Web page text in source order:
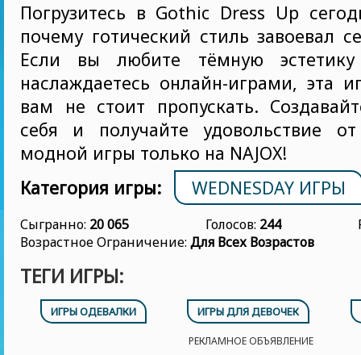
Погрузитесь в Gothic Dress Up
почему готический стиль завоевал
Если вы любите тёмную
наслаждаетесь онлайн-играми, эта
вам не стоит пропускать.
себя и получайте удовольствие от
модной игры только на NAJOX!
Категория игры:
WEDNESDAY ИГРЫ
Сыгранно: 20 065 Голосов: 244
Возрастное Ограничение: Для Всех Возрастов
ТЕГИ ИГРЫ:
ИГРЫ ОДЕВАЛКИ ИГРЫ ДЛЯ ДЕВОЧЕК
РЕКЛАМНОЕ ОБЪЯВЛЕНИЕ